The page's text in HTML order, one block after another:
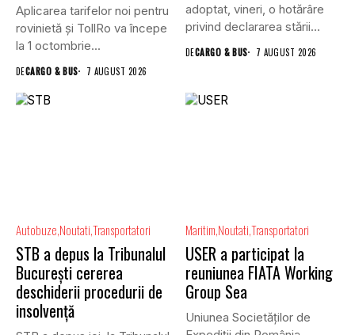
Aplicarea tarifelor noi pentru
rovinietă și TollRo va începe
la 1 octombrie...
DECARGO & BUS 7 AUGUST 2026
adoptat, vineri, o hotărâre
privind declararea stării...
DECARGO & BUS 7 AUGUST 2026
Autobuze NoutatiTransportatori
STB a depus la Tribunalul
București cererea
deschiderii procedurii de
insolvență
Maritim NoutatiTransportatori
USER a participat la
reuniunea FIATA Working
Group Sea
Uniunea Societăților de